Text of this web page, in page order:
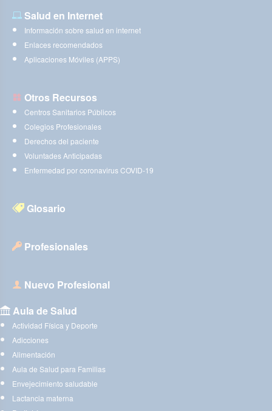
Salud en Internet
Información sobre salud en internet
Enlaces recomendados
Aplicaciones Móviles (APPS)
Otros Recursos
Centros Sanitarios Públicos
Colegios Profesionales
Derechos del paciente
Voluntades Anticipadas
Enfermedad por coronavirus COVID-19
Glosario
Profesionales
Nuevo Profesional
Aula de Salud
Actividad Física y Deporte
Adicciones
Alimentación
Aula de Salud para Familias
Envejecimiento saludable
Lactancia materna